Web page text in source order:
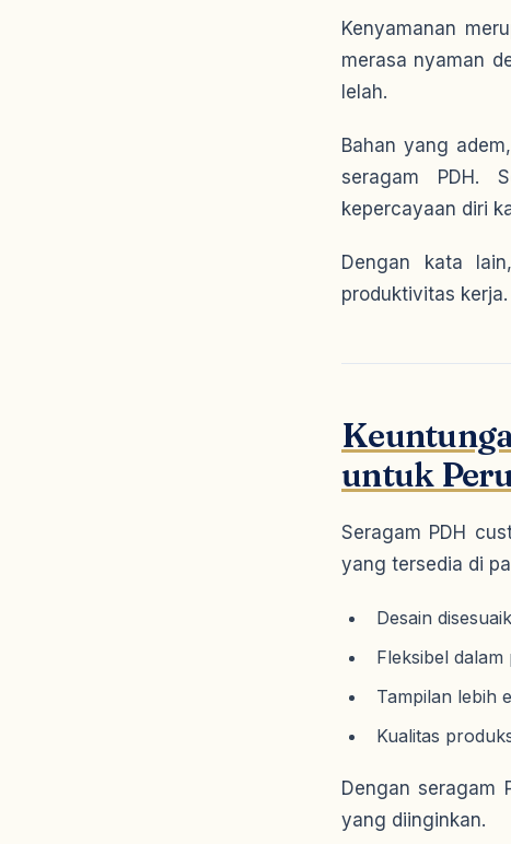
Kenyamanan
merasa nyaman
lelah.
Bahan yang
seragam PDH.
kepercayaan diri
Dengan kata
produktivitas kerja.
untuk
Seragam PDH
yang tersedia di
Desain
Fleksibel
Tampilan lebih
Kualitas
Dengan seragam
yang diinginkan.